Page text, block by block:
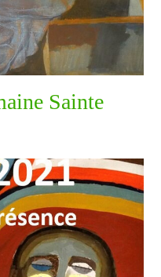
Sainte